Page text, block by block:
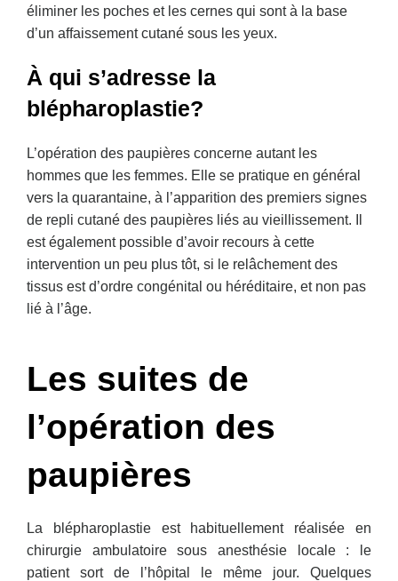
éliminer les poches et les cernes qui sont à la base
d’un affaissement cutané sous les yeux.
À qui s’adresse la
blépharoplastie?
L’opération des paupières concerne autant les
hommes que les femmes. Elle se pratique en général
vers la quarantaine, à l’apparition des premiers signes
de repli cutané des paupières liés au vieillissement. Il
est également possible d’avoir recours à cette
intervention un peu plus tôt, si le relâchement des
tissus est d’ordre congénital ou héréditaire, et non pas
lié à l’âge.
Les suites de
l’opération des
paupières
La blépharoplastie est habituellement réalisée en
chirurgie ambulatoire sous anesthésie locale : le
patient sort de l’hôpital le même jour. Quelques